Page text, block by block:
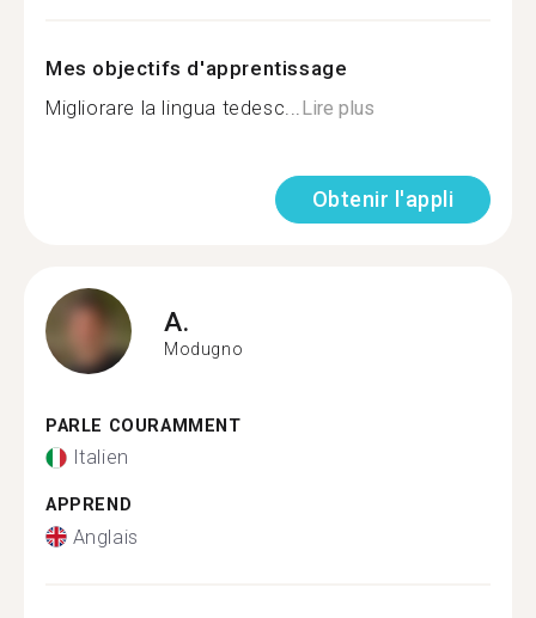
Mes objectifs d'apprentissage
Migliorare la lingua tedesc... Lire plus
Obtenir l'appli
A.
Modugno
PARLE COURAMMENT
Italien
APPREND
Anglais